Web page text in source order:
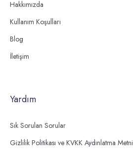
Hakkımızda
Kullanım Koşulları
Blog
İletişim
Yardım
Sık Sorulan Sorular
Gizlilik Politikası ve KVKK Aydınlatma Metni